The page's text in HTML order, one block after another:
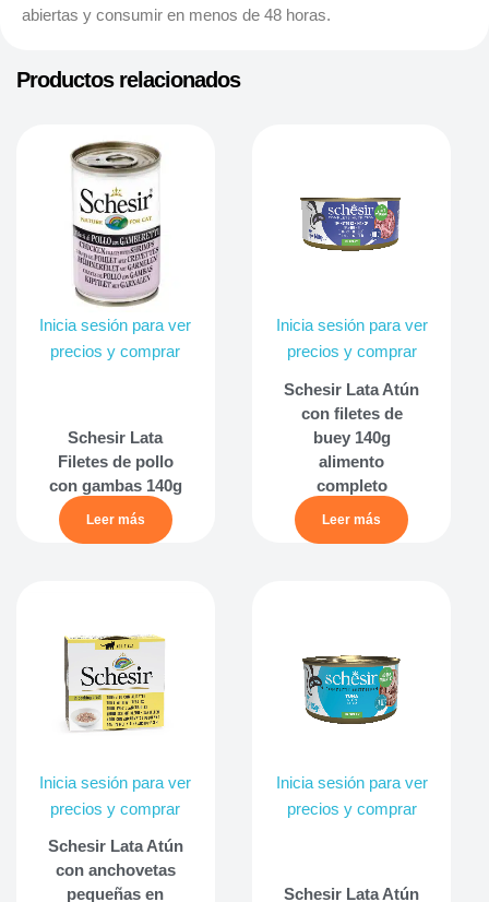
abiertas y consumir en menos de 48 horas.
Productos relacionados
Inicia sesión para ver
precios y comprar
Schesir Lata
Filetes de pollo
con gambas 140g
Leer más
Inicia sesión para ver
precios y comprar
Schesir Lata Atún
con filetes de
buey 140g
alimento
completo
Leer más
Inicia sesión para ver
precios y comprar
Schesir Lata Atún
con anchovetas
pequeñas en
Inicia sesión para ver
precios y comprar
Schesir Lata Atún